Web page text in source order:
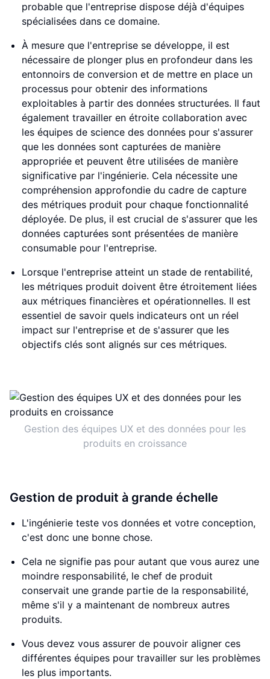
probable que l'entreprise dispose déjà d'équipes
spécialisées dans ce domaine.
À mesure que l'entreprise se développe, il est
nécessaire de plonger plus en profondeur dans les
entonnoirs de conversion et de mettre en place un
processus pour obtenir des informations
exploitables à partir des données structurées. Il faut
également travailler en étroite collaboration avec
les équipes de science des données pour s'assurer
que les données sont capturées de manière
appropriée et peuvent être utilisées de manière
significative par l'ingénierie. Cela nécessite une
compréhension approfondie du cadre de capture
des métriques produit pour chaque fonctionnalité
déployée. De plus, il est crucial de s'assurer que les
données capturées sont présentées de manière
consumable pour l'entreprise.
Lorsque l'entreprise atteint un stade de rentabilité,
les métriques produit doivent être étroitement liées
aux métriques financières et opérationnelles. Il est
essentiel de savoir quels indicateurs ont un réel
impact sur l'entreprise et de s'assurer que les
objectifs clés sont alignés sur ces métriques.
Gestion des équipes UX et des données pour les
produits en croissance
Gestion de produit à grande échelle
L'ingénierie teste vos données et votre conception,
c'est donc une bonne chose.
Cela ne signifie pas pour autant que vous aurez une
moindre responsabilité, le chef de produit
conservait une grande partie de la responsabilité,
même s'il y a maintenant de nombreux autres
produits.
Vous devez vous assurer de pouvoir aligner ces
différentes équipes pour travailler sur les problèmes
les plus importants.